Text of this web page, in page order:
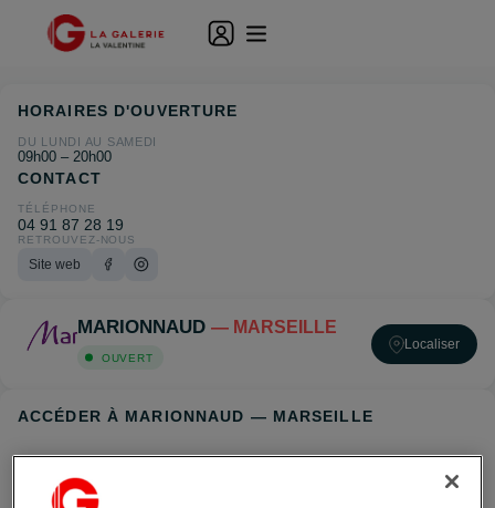
MARIONNAUD — MARSEILLE
OUVERT
Localiser
ACCÉDER À MARIONNAUD — MARSEILLE
HORAIRES D'OUVERTURE
DU LUNDI AU SAMEDI
09h00 – 20h00
CONTACT
TÉLÉPHONE
04 91 87 28 19
RETROUVEZ-NOUS
Site web